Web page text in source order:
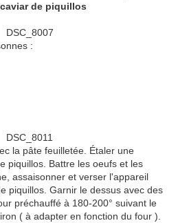
de piquillos
:
la pâte feuilletée. Étaler une
piquillos. Battre les oeufs et les
assaisonner et verser l'appareil
piquillos. Garnir le dessus avec des
préchauffé à 180-200° suivant le
( à adapter en fonction du four ).